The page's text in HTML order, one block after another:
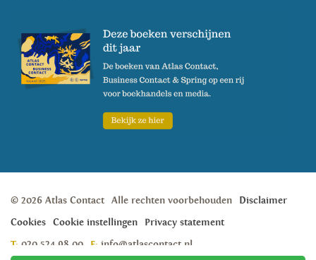
© 2026 Atlas Contact Alle rechten voorbehouden
Disclaimer
Cookies
Cookie instellingen
Privacy statement
T: 020 524 98 00 E: info@atlascontact.nl